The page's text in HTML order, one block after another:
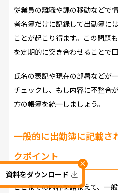
従業員の離職や課の移動などで
者名簿だけに記録して出勤簿に
ことが起こり得ます。この問題
を定期的に突き合わせることで
氏名の表記や現在の部署などが
チェックし、もし内容に不整合
方の帳簿を統一しましょう。
一般的に出勤簿に記載さ
クポイント
ここまでの内容を踏まえて、一
×
資料をダウンロード